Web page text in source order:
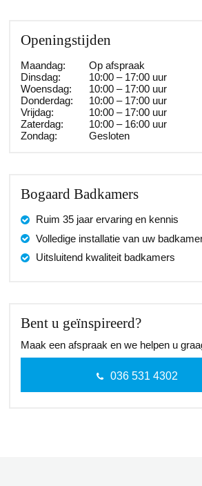
Openingstijden
Maandag:
Op afspraak
Dinsdag:
10:00 – 17:00 uur
Woensdag:
10:00 – 17:00 uur
Donderdag:
10:00 – 17:00 uur
Vrijdag:
10:00 – 17:00 uur
Zaterdag:
10:00 – 16:00 uur
Zondag:
Gesloten
Bogaard Badkamers
Ruim 35 jaar ervaring en kennis
Volledige installatie van uw
Uitsluitend kwaliteit badkamers
Bent u geïnspireerd?
Maak een afspraak en we helpen u
036 531 4302